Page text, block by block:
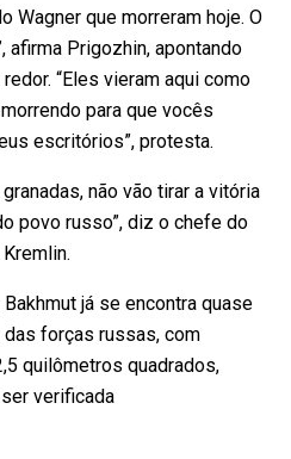
Wagner que morreram hoje. O
afirma Prigozhin, apontando
“Eles vieram aqui como
para que vocês
escritórios”, protesta.
não vão tirar a vitória
povo russo”, diz o chefe do
já se encontra quase
forças russas, com
quilômetros quadrados,
verificada